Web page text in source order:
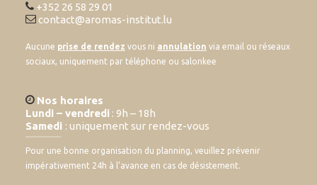
+352 26 58 29 01
contact@aromas-institut.lu
Aucune prise de rendez vous ni annulation via email ou réseaux
sociaux, uniquement par téléphone ou salonkee
Nos horaires
Lundi – vendredi : 9h – 18h
Samedi : uniquement sur rendez-vous
Pour une bonne organisation du planning, veuillez prévenir
impérativement 24h à l’avance en cas de désistement.